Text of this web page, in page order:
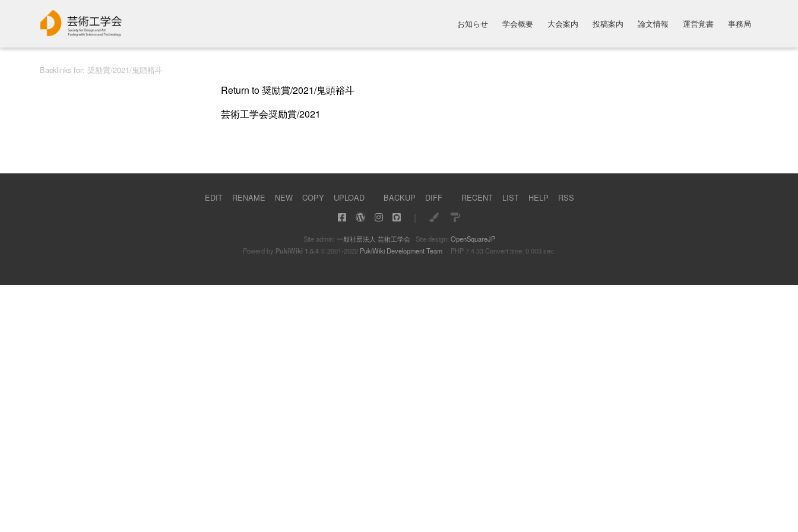
Backlinks for: 奨励賞/2021/鬼頭裕斗
お知らせ 学会概要 大会案内 投稿案内 論文情報 運営覚書 事務局
Return to 奨励賞/2021/鬼頭裕斗
芸術工学会奨励賞/2021
EDIT RENAME NEW COPY UPLOAD BACKUP DIFF RECENT LIST HELP RSS
Site admin: 一般社団法人 芸術工学会 Site design: OpenSquareJP
Powerd by PukiWiki 1.5.4© 2001-2022 PukiWiki Development TeamPHP 7.4.33 Convert time: 0.003 sec.